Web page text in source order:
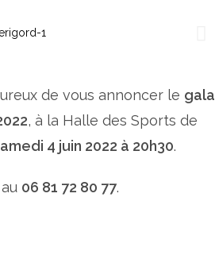
de vous annoncer le gala
, à la Halle des Sports de
4 juin 2022 à 20h30.
06 81 72 80 77.